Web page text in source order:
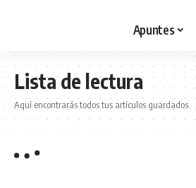
Apuntes
Lista de lectura
Aquí encontrarás todos tus artículos guardados.